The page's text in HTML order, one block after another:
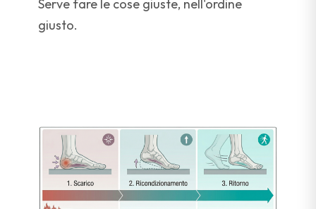
Serve fare le cose giuste, nell'ordine
giusto.